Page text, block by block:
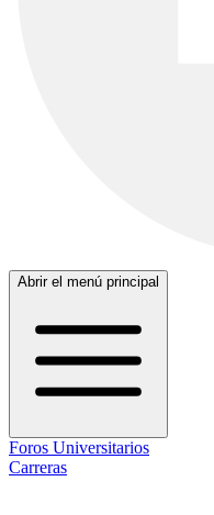
Abrir el menú principal
Foros Universitarios
Carreras